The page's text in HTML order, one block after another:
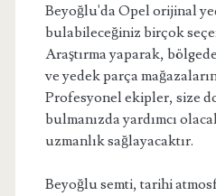
Beyoğlu'da Opel orijinal
bulabileceğiniz birçok
Araştırma yaparak,
ve yedek parça
Profesyonel ekipler, size
bulmanızda yardımcı
uzmanlık sağlayacaktır.
Beyoğlu semti, tarihi